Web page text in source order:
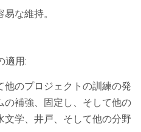
な維持。
適用:
のプロジェクトの訓練の発
の補強、固定し、そして他の
学、井戸、そして他の分野